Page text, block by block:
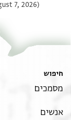
7, 2026).
חיפוש
מסמכים
אנשים